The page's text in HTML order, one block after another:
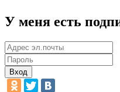
У меня есть
Вход